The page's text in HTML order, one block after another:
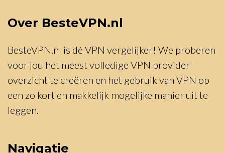
Over BesteVPN.nl
BesteVPN.nl is dé VPN vergelijker! We proberen
voor jou het meest volledige VPN provider
overzicht te creëren en het gebruik van VPN op
een zo kort en makkelijk mogelijke manier uit te
leggen.
Navigatie